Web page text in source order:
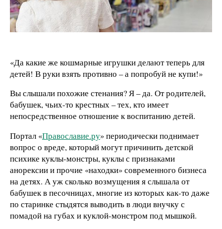
«Да какие же кошмарные игрушки делают теперь для
детей! В руки взять противно – а попробуй не купи!»
Вы слышали похожие стенания? Я – да. От родителей,
бабушек, чьих-то крестных – тех, кто имеет
непосредственное отношение к воспитанию детей.
Портал «Православие.ру» периодически поднимает
вопрос о вреде, который могут причинить детской
психике куклы-монстры, куклы с признаками
анорексии и прочие «находки» современного бизнеса
на детях. А уж сколько возмущения я слышала от
бабушек в песочницах, многие из которых как-то даже
по старинке стыдятся выводить в люди внучку с
помадой на губах и куклой-монстром под мышкой.